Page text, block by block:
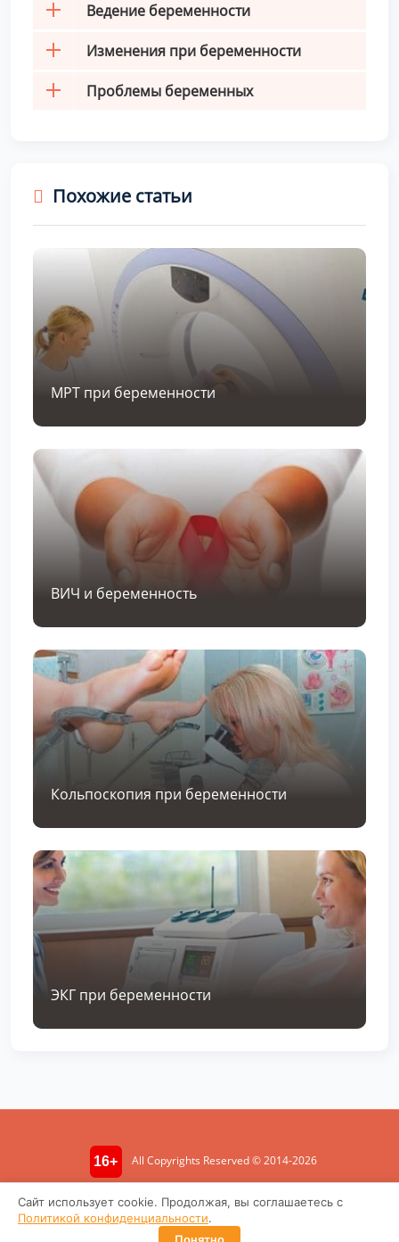
Ведение беременности
Изменения при беременности
Проблемы беременных
Похожие статьи
МРТ при беременности
ВИЧ и беременность
Кольпоскопия при беременности
ЭКГ при беременности
16+
All Copyrights Reserved © 2014-2026
медицинской консультацией.
Политика конфиденциальности
Сайт использует cookie. Продолжая, вы соглашаетесь с
Политикой конфиденциальности.